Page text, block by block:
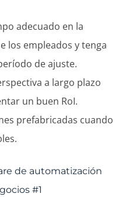
adecuado en la
los empleados y tenga
de ajuste.
a largo plazo
un buen RoI.
prefabricadas cuando
de automatización
#1